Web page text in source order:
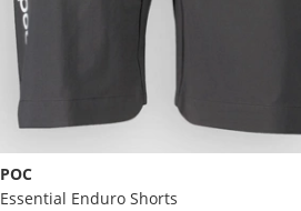
POC
Essential Enduro Shorts